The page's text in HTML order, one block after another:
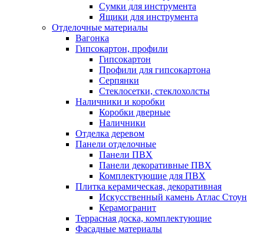
Сумки для инструмента
Ящики для инструмента
Отделочные материалы
Вагонка
Гипсокартон, профили
Гипсокартон
Профили для гипсокартона
Серпянки
Стеклосетки, стеклохолсты
Наличники и коробки
Коробки дверные
Наличники
Отделка деревом
Панели отделочные
Панели ПВХ
Панели декоративные ПВХ
Комплектующие для ПВХ
Плитка керамическая, декоративная
Искусственный камень Атлас Стоун
Керамогранит
Террасная доска, комплектующие
Фасадные материалы